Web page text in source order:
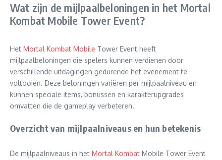
Wat zijn de mijlpaalbeloningen in het Mortal
Kombat Mobile Tower Event?
Het Mortal Kombat Mobile Tower Event heeft
mijlpaalbeloningen die spelers kunnen verdienen door
verschillende uitdagingen gedurende het evenement te
voltooien. Deze beloningen variëren per mijlpaalniveau en
kunnen speciale items, bonussen en karakterupgrades
omvatten die de gameplay verbeteren.
Overzicht van mijlpaalniveaus en hun betekenis
De mijlpaalniveaus in het Mortal Kombat Mobile Tower Event